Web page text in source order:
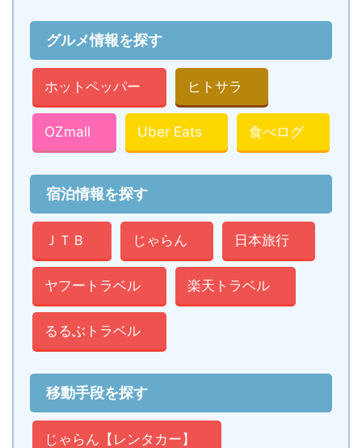
グルメ情報を探す
ホットペッパー ヒトサラ
OZmall Uber Eats 食べログ
宿泊情報を探す
ＪＴＢ じゃらん 日本旅行
ヤフートラベル 楽天トラベル
るるぶトラベル
移動手段を探す
じゃらん【レンタカー】